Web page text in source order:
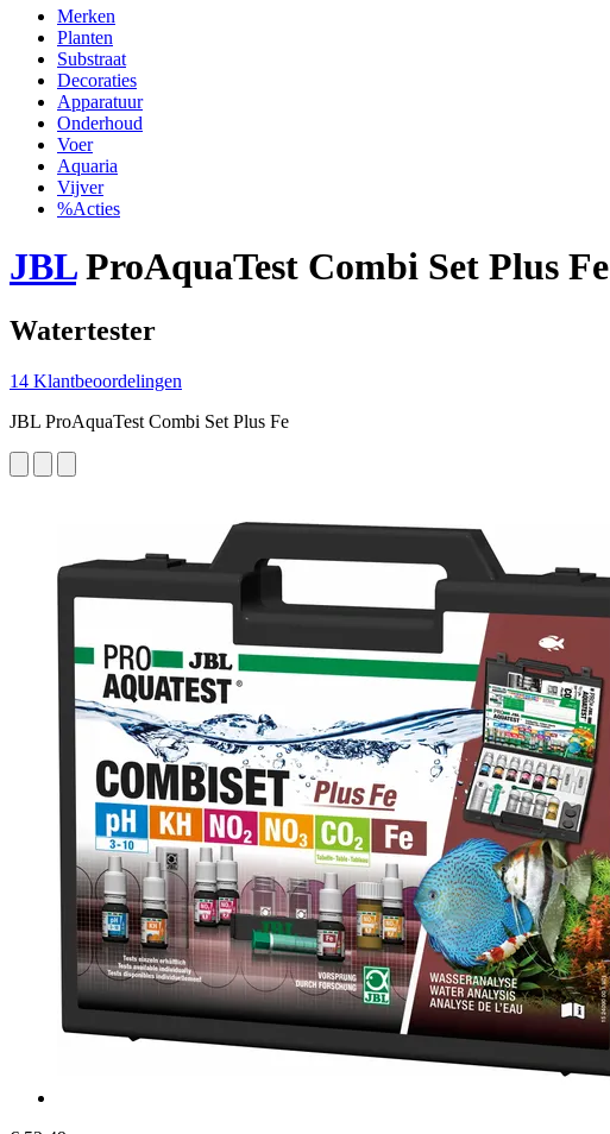
Merken
Planten
Substraat
Decoraties
Apparatuur
Onderhoud
Voer
Aquaria
Vijver
%Acties
JBLProAquaTest Combi Set Plus Fe
Watertester
14 Klantbeoordelingen
JBL ProAquaTest Combi Set Plus Fe